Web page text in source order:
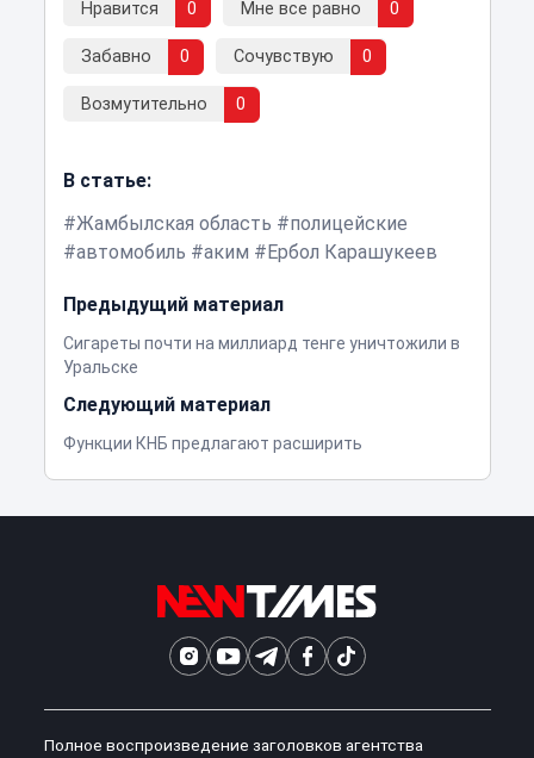
Нравится 0 Мне все равно 0
Забавно 0 Сочувствую 0
Возмутительно 0
В статье:
Жамбылская область
полицейские
автомобиль
аким Ербол Карашукеев
Предыдущий материал
Сигареты почти на миллиард тенге уничтожили в
Уральске
Следующий материал
Функции КНБ предлагают расширить
Полное воспроизведение заголовков агентства